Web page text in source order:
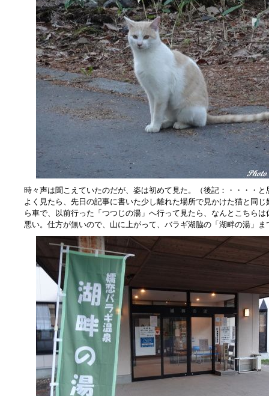
時々声は聞こえていたのだが、姿は初めて見た。（後記：・・・・
よく見たら、先日の記事に書いた少し離れた場所で見かけた猫と同
ら車で、以前行った「つつじの湯」へ行って見たら、なんとこちら
悪い。仕方が無いので、山に上がって、バラギ湖脇の「湖畔の湯」ま